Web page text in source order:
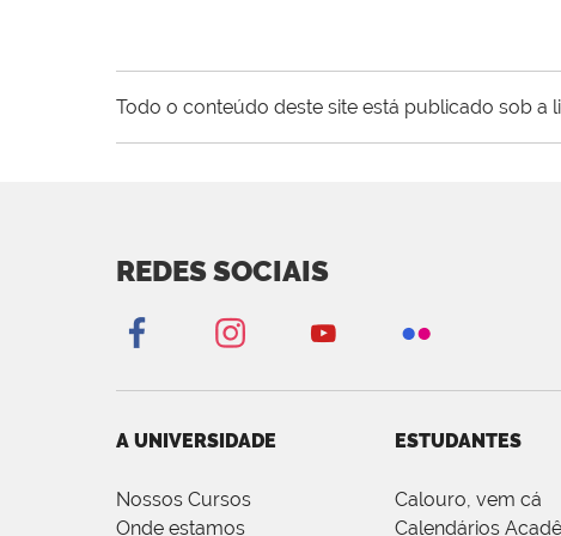
Todo o conteúdo deste site está publicado sob a
REDES SOCIAIS
A UNIVERSIDADE
Nossos Cursos
Onde estamos
ESTUDANTES
Calouro, vem cá
Calendários